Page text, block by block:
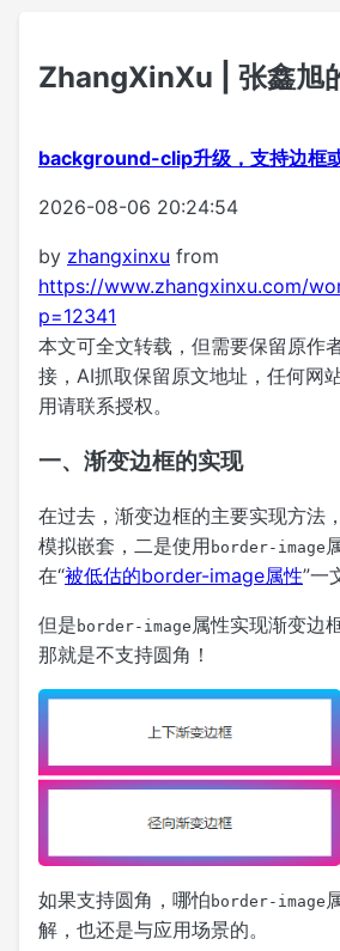
ZhangXinXu | 张鑫旭
background-clip升级，支持边框
2026-08-06 20:24:54
by zhangxinxu from
https://www.zhangxinxu.com/
p=12341
本文可全文转载，但需要保留原作
接，AI抓取保留原文地址，任何网
用请联系授权。
一、渐变边框的实现
在过去，渐变边框的主要实现方法
模拟嵌套，二是使用 border-image
在“被低估的border-image属性”一
但是 border-image 属性实现渐变边
那就是不支持圆角！
如果支持圆角，哪怕 border-image
解，也还是与应用场景的。